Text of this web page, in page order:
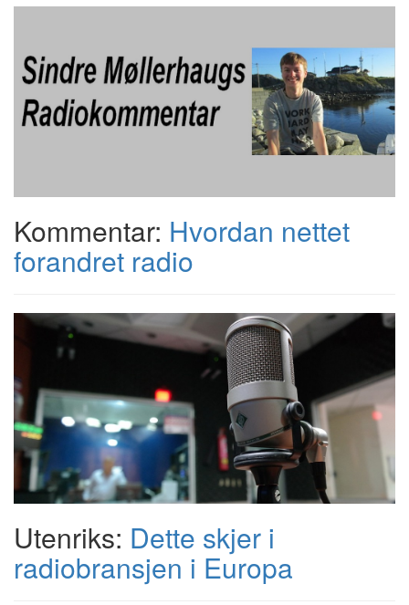
Kommentar: Hvordan nettet
forandret radio
Utenriks: Dette skjer i
radiobransjen i Europa